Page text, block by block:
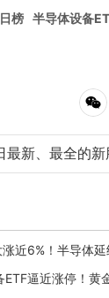
榜 半导体设备
最新、最全的
涨近6%！半导体
ETF逼近涨停！